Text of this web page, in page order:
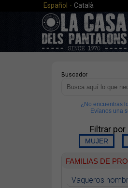
Español · Català
Buscador
¿No encuentras
Evíanos una
Filtrar
FAMILIAS DE
Vaqueros